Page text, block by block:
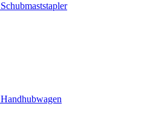
Schubmaststapler
Handhubwagen